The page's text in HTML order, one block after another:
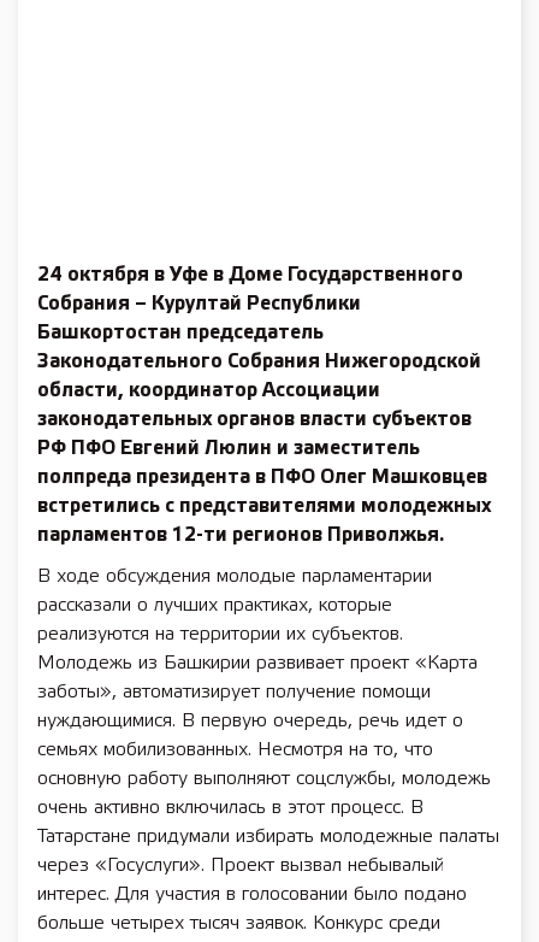
24 октября в Уфе в Доме Государственного
Собрания – Курултай Республики
Башкортостан председатель
Законодательного Собрания Нижегородской
области, координатор Ассоциации
законодательных органов власти субъектов
РФ ПФО Евгений Люлин и заместитель
полпреда президента в ПФО Олег Машковцев
встретились с представителями молодежных
парламентов 12-ти регионов Приволжья.
В ходе обсуждения молодые парламентарии
рассказали о лучших практиках, которые
реализуются на территории их субъектов.
Молодежь из Башкирии развивает проект «Карта
заботы», автоматизирует получение помощи
нуждающимися. В первую очередь, речь идет о
семьях мобилизованных. Несмотря на то, что
основную работу выполняют соцслужбы, молодежь
очень активно включилась в этот процесс. В
Татарстане придумали избирать молодежные палаты
через «Госуслуги». Проект вызвал небывалый
интерес. Для участия в голосовании было подано
больше четырех тысяч заявок. Конкурс среди